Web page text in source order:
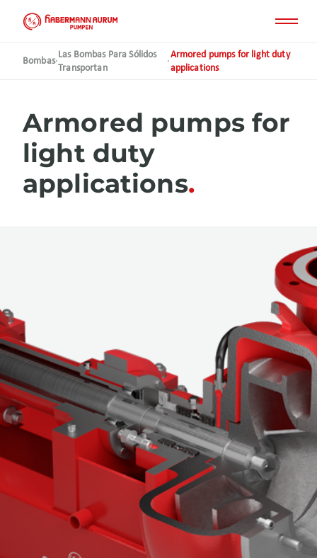
contenido
Bombas·
Las Bombas Para Sólidos
Transportan
·
Armored pumps for light duty
applications
Armored pumps for
light duty
applications